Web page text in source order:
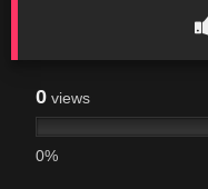
0 views
0%